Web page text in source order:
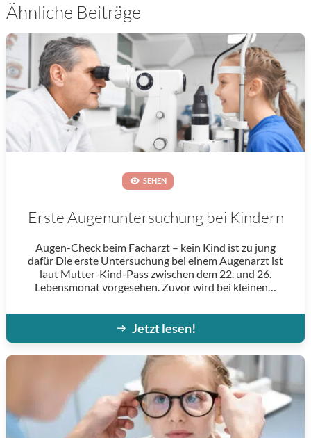
Ähnliche Beiträge
SEHEN
Erste Augen­untersuchung bei Kindern
Augen-Check beim Facharzt – kein Kind ist zu jung
dafür Die erste Untersuchung bei einem Augenarzt ist
laut Mutter-Kind-Pass zwischen dem 22. und 26.
Lebensmonat vorgesehen. Zuvor wird bei kleinen…
Jetzt lesen!